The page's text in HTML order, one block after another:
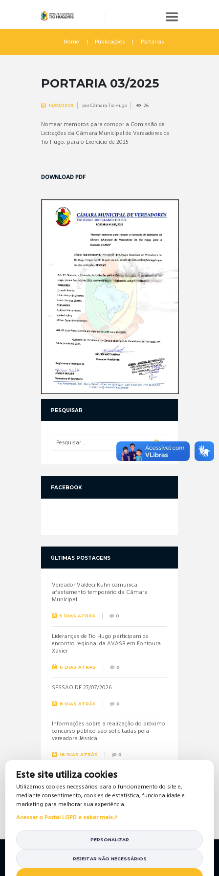
Home Publicações Portarias
PORTARIA 03/2025
14/01/2025 porCâmara Tio Hugo 26
Nomear membros para compor a Comissão de
Licitações da Câmara Municipal de Vereadores de
Tio Hugo, para o Exercício de 2025
DOWNLOAD PDF
PESQUISAR
FACEBOOK
ÚLTIMAS POSTAGENS
Vereador Valdeci Kuhn comunica
afastamento temporário da Câmara
Municipal
5 DIAS ATRÁS 0
Lideranças de Tio Hugo participam de
encontro regional da AVASB em Fontoura
Xavier
6 DIAS ATRÁS 0
SESSÃO DE 27/07/2026
8 DIAS ATRÁS 0
Informações sobre a realização do próximo
concurso público são solicitadas pela
vereadora Jéssica
16 DIAS ATRÁS 0
Vereadora Jéssica solicita lista dos
beneficiários do Bolsa Família
16 DIAS ATRÁS 0
Mapa do Site
Portal da Transparência
© 2026 Câmara de Vereadores de Tio Hugo/RS. Todos so
Este site utiliza cookies
Utilizamos cookies necessários para o funcionamento do site e,
mediante consentimento, cookies de estatística, funcionalidade e
marketing para melhorar sua experiência.
Acessar o Portal LGPD e saber mais
PERSONALIZAR
REJEITAR NÃO NECESSÁRIOS